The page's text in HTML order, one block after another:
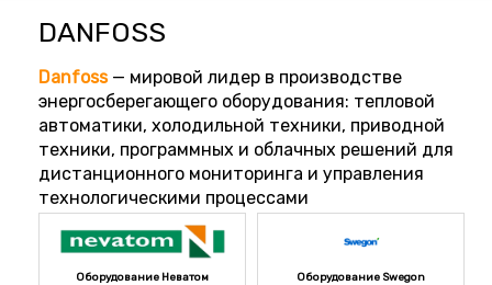
DANFOSS
Danfoss— мировой лидер в производстве
энергосберегающего оборудования: тепловой
автоматики, холодильной техники, приводной
техники, программных и облачных решений для
дистанционного мониторинга и управления
технологическими процессами
Оборудование Неватом Оборудование Swegon